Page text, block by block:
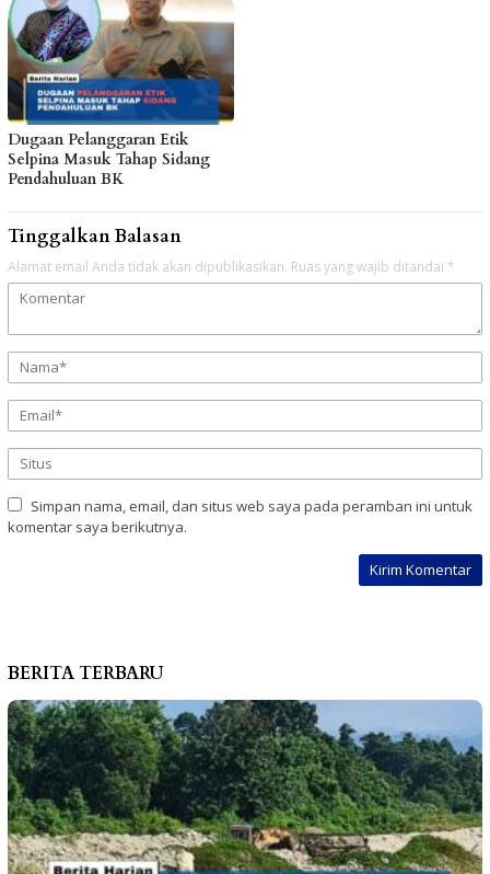
Dugaan Pelanggaran Etik
Selpina Masuk Tahap Sidang
Pendahuluan BK
Tinggalkan Balasan
Alamat email Anda tidak akan dipublikasikan. Ruas yang wajib ditandai *
Simpan nama, email, dan situs web saya pada peramban ini untuk
komentar saya berikutnya.
BERITA TERBARU